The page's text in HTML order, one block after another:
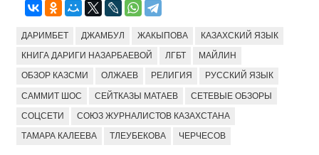
ДАРИМБЕТ ДЖАМБУЛ ЖАКЫПОВА КАЗАХСКИЙ ЯЗЫК
КНИГА ДАРИГИ НАЗАРБАЕВОЙ ЛГБТ МАЙЛИН
ОБЗОР КАЗСМИ ОЛЖАЕВ РЕЛИГИЯ РУССКИЙ ЯЗЫК
САММИТ ШОС СЕЙТКАЗЫ МАТАЕВ СЕТЕВЫЕ ОБЗОРЫ
СОЦСЕТИ СОЮЗ ЖУРНАЛИСТОВ КАЗАХСТАНА
ТАМАРА КАЛЕЕВА ТЛЕУБЕКОВА ЧЕРЧЕСОВ